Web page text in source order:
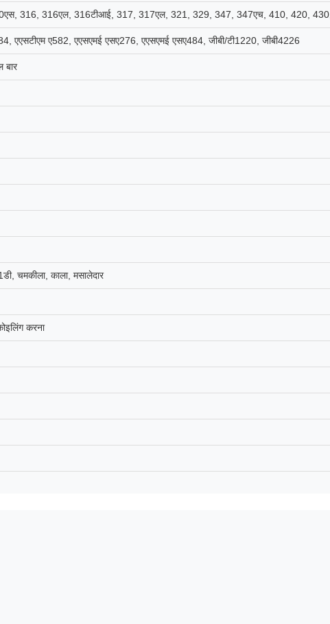
316, 316एल, 316टीआई, 317, 317एल, 321, 329, 347, 347एच, 410, 420,
एएसटीएम ए582, एएसएमई एसए276, एएसएमई एसए484, जीबी/टी1220, जीबी4226
बार
चमकीला, काला, मसालेदार
करना